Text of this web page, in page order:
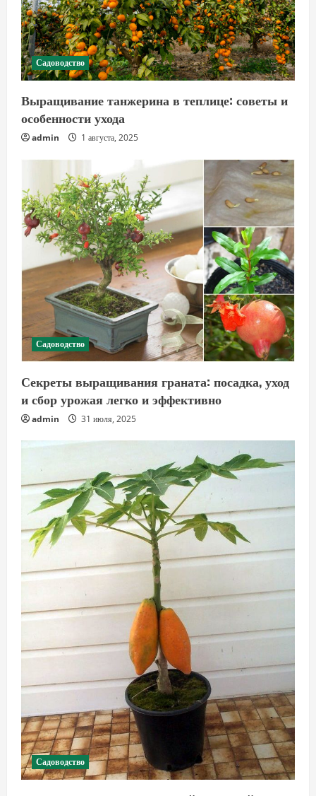
Садоводство
Выращивание танжерина в теплице: советы и
особенности ухода
admin 1 августа, 2025
Садоводство
Секреты выращивания граната: посадка, уход
и сбор урожая легко и эффективно
admin 31 июля, 2025
Садоводство